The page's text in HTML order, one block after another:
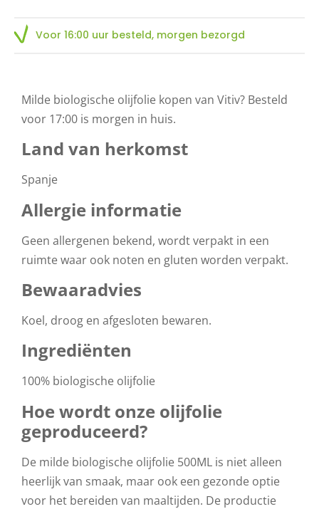
Voor 16:00 uur besteld, morgen bezorgd
Milde biologische olijfolie kopen van Vitiv? Besteld
voor 17:00 is morgen in huis.
Land van herkomst
Spanje
Allergie informatie
Geen allergenen bekend, wordt verpakt in een
ruimte waar ook noten en gluten worden verpakt.
Bewaaradvies
Koel, droog en afgesloten bewaren.
Ingrediënten
100% biologische olijfolie
Hoe wordt onze olijfolie
geproduceerd?
De milde biologische olijfolie 500ML is niet alleen
heerlijk van smaak, maar ook een gezonde optie
voor het bereiden van maaltijden. De productie